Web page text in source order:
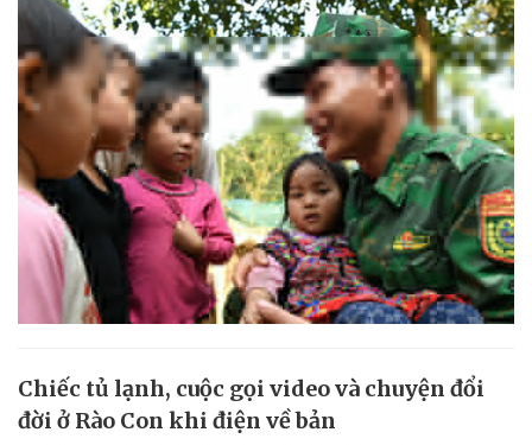
Chiếc tủ lạnh, cuộc gọi video và chuyện đổi
đời ở Rào Con khi điện về bản